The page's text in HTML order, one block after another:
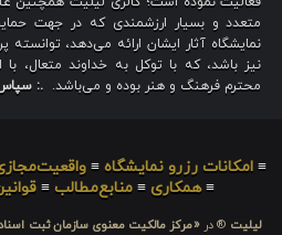
متعدد و بسیار ارزشمندی که در جهت
نمایشگاه آثار ایشان ارائه می‌دهد، توانسته
نیز باشد، که با توکل به خداوند متعال،
محترم فرهنگ و هنر بوده و می‌باشد. .:
≡ امکانات رزرو نمایشگاه ≡
≡همکاری ≡منابع‌مطالب ≡
لیلیت ® در «مرکز مالکیت معنوی سازمان ثبت